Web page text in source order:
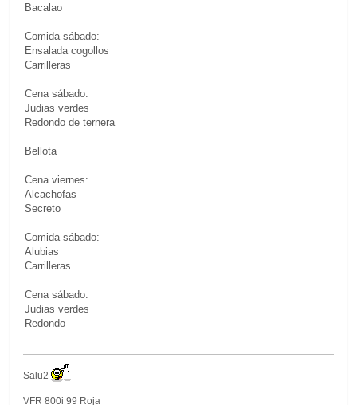
Bacalao
Comida sábado:
Ensalada cogollos
Carrilleras
Cena sábado:
Judias verdes
Redondo de ternera
Bellota
Cena viernes:
Alcachofas
Secreto
Comida sábado:
Alubias
Carrilleras
Cena sábado:
Judias verdes
Redondo
Salu2
VFR 800i 99 Roja